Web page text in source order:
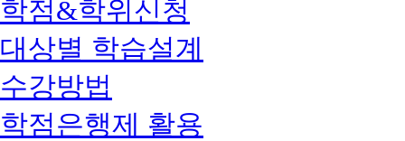
학점&학위신청
대상별 학습설계
수강방법
학점은행제 활용